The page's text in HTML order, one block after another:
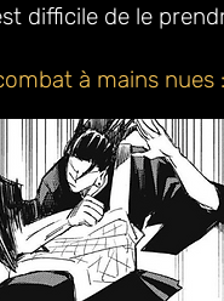
difficile de le
à mains nues :